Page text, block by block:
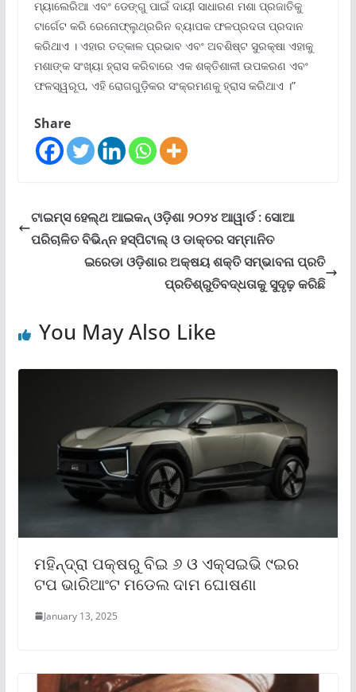
ମ୍ୟାଲେରିଆ ଏବଂ ଡେଙ୍ଗୁ ପାଇଁ ଦାୟୀ ସାଧାରଣ ମଶା ପ୍ରଜାତିକୁ
ଟାର୍ଗେଟ କରି ରେନୋଫ୍ଲୁଥ୍ରରିନ ବ୍ୟାପକ ଫଳପ୍ରଦତା ପ୍ରଦାନ
କରିଥାଏ । ଏହାର ତତ୍କାଳ ପ୍ରଭାବ ଏବଂ ଅବଶିଷ୍ଟ ସୁରକ୍ଷା ଏହାକୁ
ମଶାଙ୍କ ସଂଖ୍ୟା ହ୍ରାସ କରିବାରେ ଏକ ଶକ୍ତିଶାଳୀ ଉପକରଣ ଏବଂ
ଫଳସ୍ୱରୂପ, ଏହି ରୋଗଗୁଡ଼ିକର ସଂକ୍ରମଣକୁ ହ୍ରାସ କରିଥାଏ ।”
Share
ଟାଇମ୍ସ ହେଲ୍‌ଥ ଆଇକନ୍ ଓଡ଼ିଶା ୨୦୨୪ ଆୱାର୍ଡ : ସୋଆ
ପରିଚାଳିତ ବିଭିନ୍ନ ହସ୍ପିଟାଲ୍ ଓ ଡାକ୍ତର ସମ୍ମାନିତ
ଇରେଡା ଓଡ଼ିଶାର ଅକ୍ଷୟ ଶକ୍ତି ସମ୍ଭାବନା ପ୍ରତି
ପ୍ରତିଶ୍ରୁତିବଦ୍ଧତାକୁ ସୁଦୃଢ଼ କରିଛି
You May Also Like
ମହିନ୍ଦ୍ରା ପକ୍ଷରୁ ବିଇ ୬ ଓ ଏକ୍ସଇଭି ୯ଇର
ଟପ ଭାରିଆଂଟ ମଡେଲ ଦାମ ଘୋଷଣା
January 13, 2025